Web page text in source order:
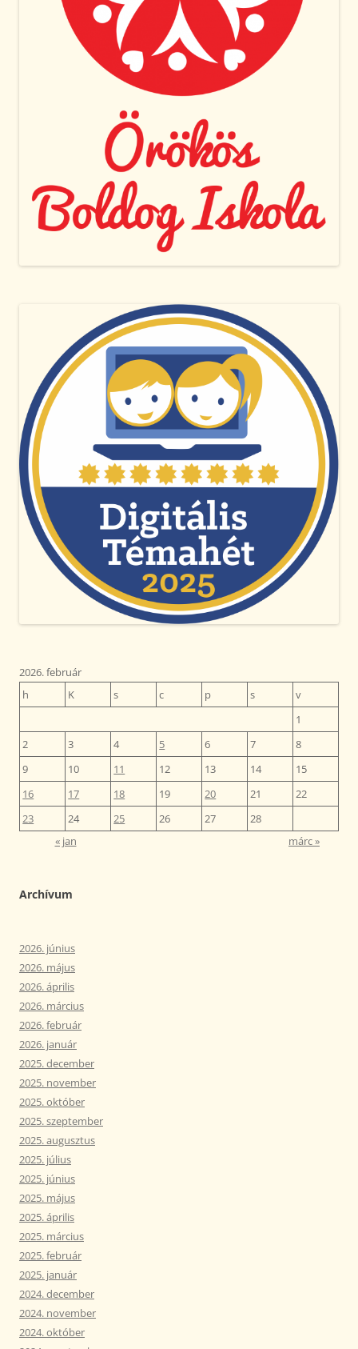
2026. február
h
K s c p s
v
1
2
3 4 5 6 7
8
9
10 11 12 13 14
15
16
17 18 19 20 21
22
23
24 25 26 27
28
« jan
márc »
Archívum
2026. június
2026. május
2026. április
2026. március
2026. február
2026. január
2025. december
2025. november
2025. október
2025. szeptember
2025. augusztus
2025. július
2025. június
2025. május
2025. április
2025. március
2025. február
2025. január
2024. december
2024. november
2024. október